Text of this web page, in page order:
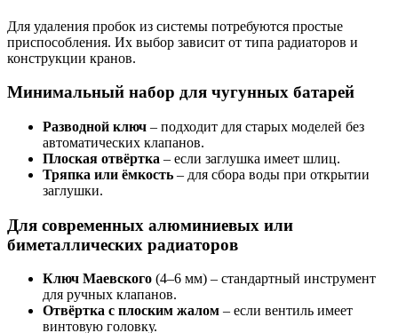
Для удаления пробок из системы потребуются простые
приспособления. Их выбор зависит от типа радиаторов и
конструкции кранов.
Минимальный набор для чугунных батарей
Разводной ключ – подходит для старых моделей без
автоматических клапанов.
Плоская отвёртка – если заглушка имеет шлиц.
Тряпка или ёмкость – для сбора воды при открытии
заглушки.
Для современных алюминиевых или
биметаллических радиаторов
Ключ Маевского (4–6 мм) – стандартный инструмент
для ручных клапанов.
Отвёртка с плоским жалом – если вентиль имеет
винтовую головку.